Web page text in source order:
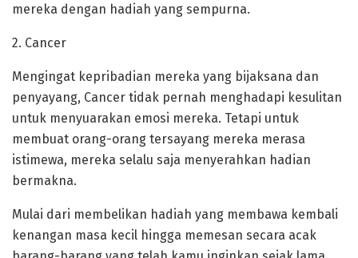
mereka dengan hadiah yang sempurna.
2. Cancer
Mengingat kepribadian mereka yang bijaksana dan
penyayang, Cancer tidak pernah menghadapi kesulitan
untuk menyuarakan emosi mereka. Tetapi untuk
membuat orang-orang tersayang mereka merasa
istimewa, mereka selalu saja menyerahkan hadian
bermakna.
Mulai dari membelikan hadiah yang membawa kembali
kenangan masa kecil hingga memesan secara acak